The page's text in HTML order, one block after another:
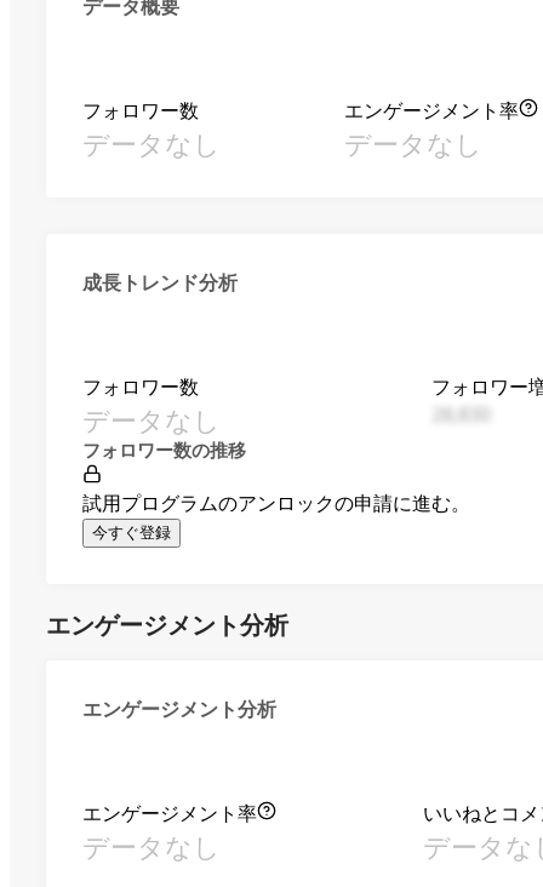
データ概要
フォロワー数
データなし
エンゲージメント率
データなし
成長トレンド分析
フォロワー数
データなし
フォロワー
フォロワー数の推移
試用プログラムのアンロックの申請に進む。
今すぐ登録
エンゲージメント分析
エンゲージメント分析
エンゲージメント率
データなし
いいねとコ
データな